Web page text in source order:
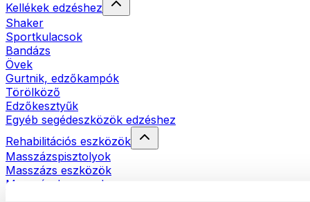
Kellékek edzéshez
Shaker
Sportkulacsok
Bandázs
Övek
Gurtnik, edzőkampók
Törölköző
Edzőkesztyűk
Egyéb segédeszközök edzéshez
Rehabilitációs eszközök
Masszázspisztolyok
Masszázs eszközök
Masszázshengerek